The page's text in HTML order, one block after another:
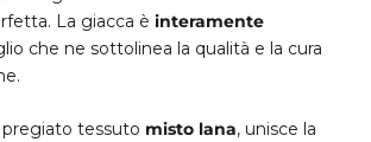
La giacca è interamente
che ne sottolinea la qualità e la cura
pregiato tessuto misto lana, unisce la